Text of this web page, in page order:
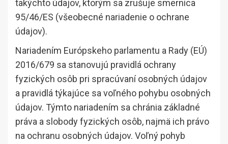
takýchto údajov, ktorým sa zrušuje smernica
95/46/ES (všeobecné nariadenie o ochrane
údajov).
Nariadením Európskeho parlamentu a Rady (EÚ)
2016/679 sa stanovujú pravidlá ochrany
fyzických osôb pri spracúvaní osobných údajov
a pravidlá týkajúce sa voľného pohybu osobných
údajov. Týmto nariadením sa chránia základné
práva a slobody fyzických osôb, najmä ich právo
na ochranu osobných údajov. Voľný pohyb